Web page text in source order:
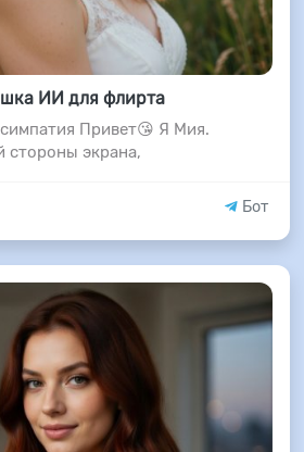
ИИ для флирта
Привет😘 Я Мия.
стороны экрана,
Бот